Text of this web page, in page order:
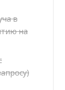
в
на